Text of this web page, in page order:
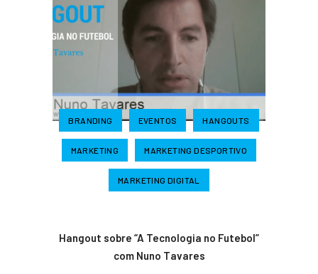
BRANDING EVENTOS HANGOUTS
MARKETING MARKETING DESPORTIVO
MARKETING DIGITAL
Hangout sobre “A Tecnologia no Futebol”
com Nuno Tavares